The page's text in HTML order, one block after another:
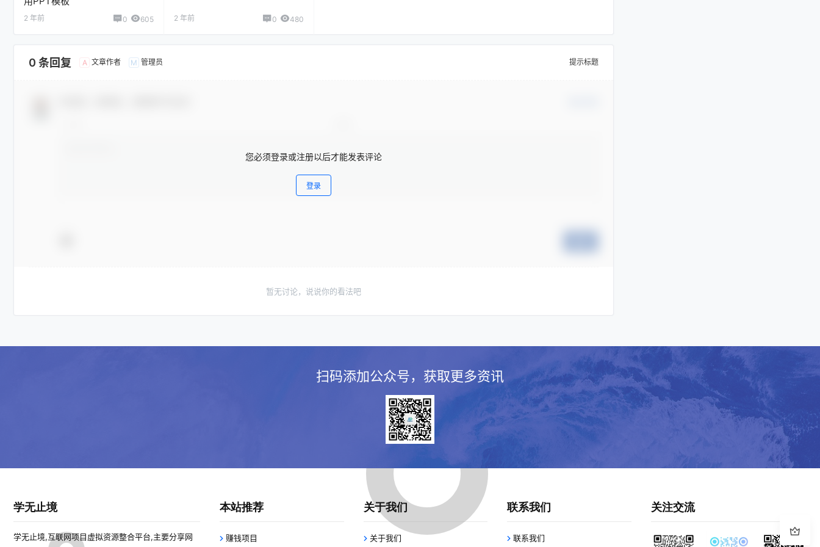
2 年前 0 605 2 年前 0 480
0 条回复 A 文章作者 M 管理员 提示标题
您必须登录或注册以后才能发表评论
登录
暂无讨论，说说你的看法吧
扫码添加公众号，获取更多资讯
学无止境
学无止境,互联网项目虚拟资源整合平台,主要分享网
本站推荐
赚钱项目
关于我们
关于我们
联系我们
联系我们
关注交流